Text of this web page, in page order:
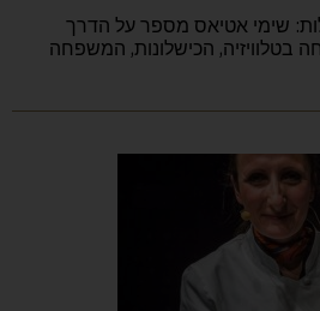
שימי אטיאס מספר על הדרך
בטלוויזיה, הכישלונות, המשפחה